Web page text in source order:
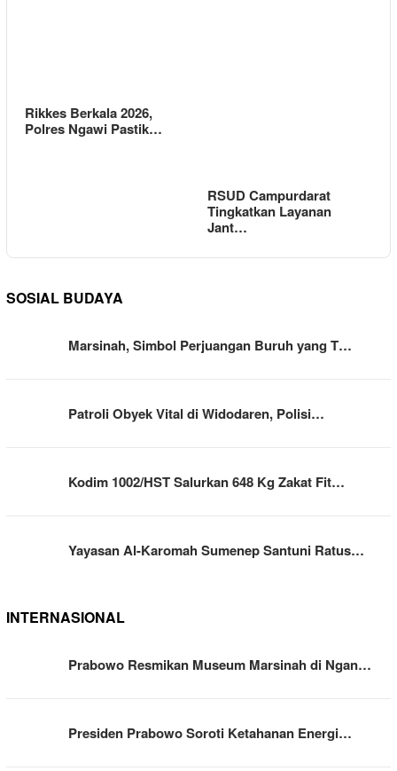
Rikkes Berkala 2026,
Polres Ngawi Pastik…
RSUD Campurdarat
Tingkatkan Layanan
Jant…
SOSIAL BUDAYA
Marsinah, Simbol Perjuangan Buruh yang T…
Patroli Obyek Vital di Widodaren, Polisi…
Kodim 1002/HST Salurkan 648 Kg Zakat Fit…
Yayasan Al-Karomah Sumenep Santuni Ratus…
INTERNASIONAL
Prabowo Resmikan Museum Marsinah di Ngan…
Presiden Prabowo Soroti Ketahanan Energi…